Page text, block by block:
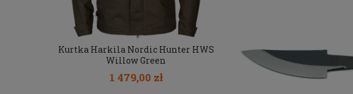
Kurtka Harkila Nordic Hunter HWS
Willow Green
1 479,00 zł
Damska kurtka termiczna
Lady Pine 5027 Black
296,00 zł